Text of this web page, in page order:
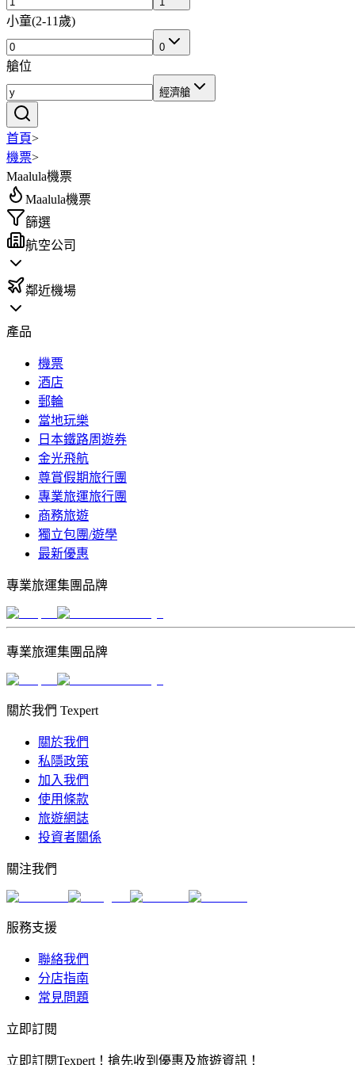
小童(2-11歲)
0
艙位
經濟艙
首頁>
機票>
Maalula機票
Maalula機票
篩選
航空公司
鄰近機場
產品
機票
酒店
郵輪
當地玩樂
日本鐵路周遊券
金光飛航
尊賞假期旅行團
專業旅運旅行團
商務旅遊
獨立包團/遊學
最新優惠
專業旅運集團品牌
專業旅運集團品牌
關於我們 Texpert
關於我們
私隱政策
加入我們
使用條款
旅遊網誌
投資者關係
關注我們
服務支援
聯絡我們
分店指南
常見問題
立即訂閱
立即訂閱Texpert！搶先收到優惠及旅遊資訊！